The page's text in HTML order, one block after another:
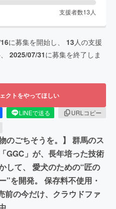
支援者数13 人
に募集を開始し、 13 人の支援
2025/07/31に募集を終了しま
クトをやってほしい
LINEで送る
URLコピー
のごちそうを。】 群馬のス
GGC」が、長年培った技術
して、 愛犬のための“匠の
”を開発。 保存料不使用・
前の今だけ、クラウドファ